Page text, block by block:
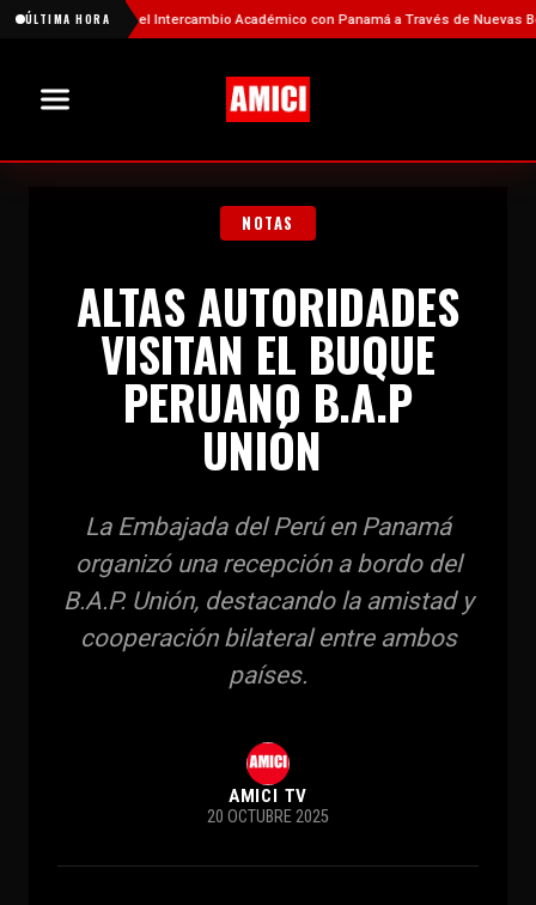
ÚLTIMA HORA
el Intercambio Académico con Panamá a Través de Nuevas Becas
NOTAS
ALTAS AUTORIDADES
VISITAN EL BUQUE
PERUANO B.A.P
UNIÓN
La Embajada del Perú en Panamá
organizó una recepción a bordo del
B.A.P. Unión, destacando la amistad y
cooperación bilateral entre ambos
países.
AMICI TV
20 OCTUBRE 2025